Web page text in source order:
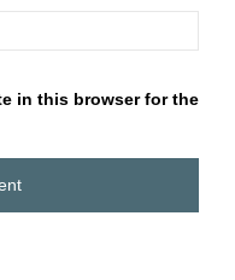
in this browser for the